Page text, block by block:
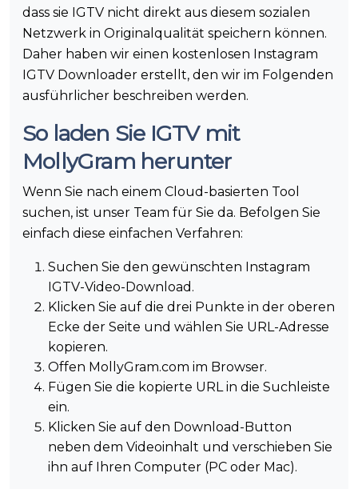
dass sie IGTV nicht direkt aus diesem sozialen
Netzwerk in Originalqualität speichern können.
Daher haben wir einen kostenlosen Instagram
IGTV Downloader erstellt, den wir im Folgenden
ausführlicher beschreiben werden.
So laden Sie IGTV mit
MollyGram herunter
Wenn Sie nach einem Cloud-basierten Tool
suchen, ist unser Team für Sie da. Befolgen Sie
einfach diese einfachen Verfahren:
Suchen Sie den gewünschten Instagram
IGTV-Video-Download.
Klicken Sie auf die drei Punkte in der oberen
Ecke der Seite und wählen Sie URL-Adresse
kopieren.
Offen MollyGram.com im Browser.
Fügen Sie die kopierte URL in die Suchleiste
ein.
Klicken Sie auf den Download-Button
neben dem Videoinhalt und verschieben Sie
ihn auf Ihren Computer (PC oder Mac).